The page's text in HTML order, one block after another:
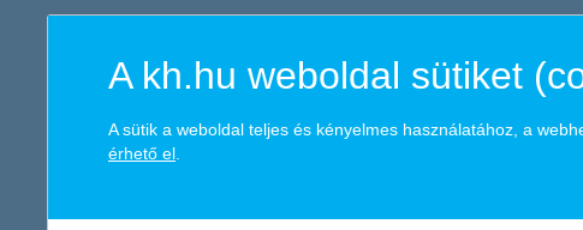
2026.06.09.
A munkaerőpiacon egyre nagyobb szerepet kap a rugalmasság. A
Miközben sok cég az irodai jelenlét erősítésén dolgozik, a dolgozók
A kh.hu weboldal sütiket
A sütik a weboldal teljes és kényelmes használatához, a
érhető el